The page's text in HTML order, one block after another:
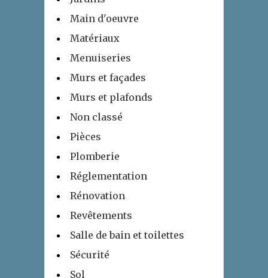
Main d'oeuvre
Matériaux
Menuiseries
Murs et façades
Murs et plafonds
Non classé
Pièces
Plomberie
Réglementation
Rénovation
Revêtements
Salle de bain et toilettes
Sécurité
Sol